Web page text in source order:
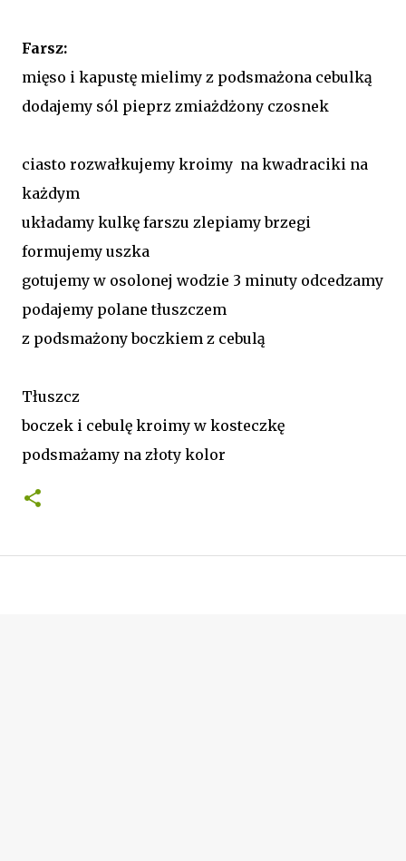
Farsz:
mięso i kapustę mielimy z podsmażona cebulką
dodajemy sól pieprz zmiażdżony czosnek
ciasto rozwałkujemy kroimy na kwadraciki na
każdym
układamy kulkę farszu zlepiamy brzegi
formujemy uszka
gotujemy w osolonej wodzie 3 minuty odcedzamy
podajemy polane tłuszczem
z podsmażony boczkiem z cebulą
Tłuszcz
boczek i cebulę kroimy w kosteczkę
podsmażamy na złoty kolor